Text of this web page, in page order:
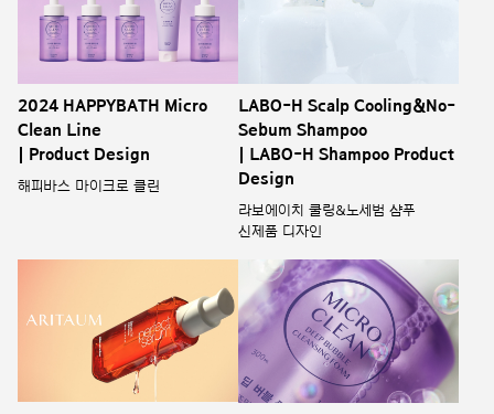
2024 HAPPYBATH Micro
Clean Line
| Product Design
해피바스 마이크로 클린
LABO-H Scalp Cooling&No-
Sebum Shampoo
| LABO-H Shampoo Product
Design
라보에이치 쿨링&노세범 샴푸
신제품 디자인